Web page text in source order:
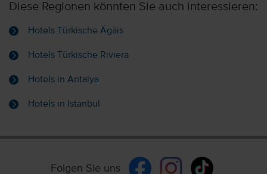
Diese Regionen könnten Sie auch interessieren:
Hotels Türkische Ägäis
Hotels Türkische Riviera
Hotels in Antalya
Hotels in Istanbul
Folgen Sie uns